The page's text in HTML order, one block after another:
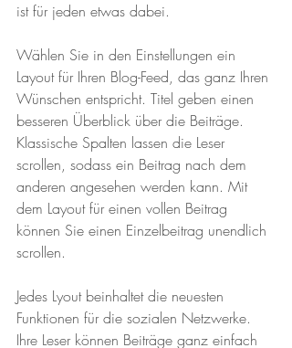
ist für jeden etwas dabei.
Wählen Sie in den Einstellungen ein
Layout für Ihren Blog-Feed, das ganz Ihren
Wünschen entspricht. Titel geben einen
besseren Überblick über die Beiträge.
Klassische Spalten lassen die Leser
scrollen, sodass ein Beitrag nach dem
anderen angesehen werden kann. Mit
dem Layout für einen vollen Beitrag
können Sie einen Einzelbeitrag unendlich
scrollen.
Jedes Lyout beinhaltet die neuesten
Funktionen für die sozialen Netzwerke.
Ihre Leser können Beiträge ganz einfach